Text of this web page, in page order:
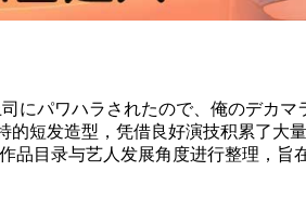
にパワハラされたので、俺のデカ
短发造型，凭借良好演技积累了大
品目录与艺人发展角度进行整理，旨